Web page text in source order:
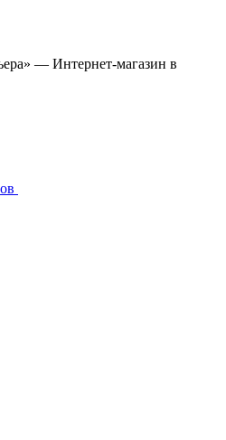
— Интернет-магазин в